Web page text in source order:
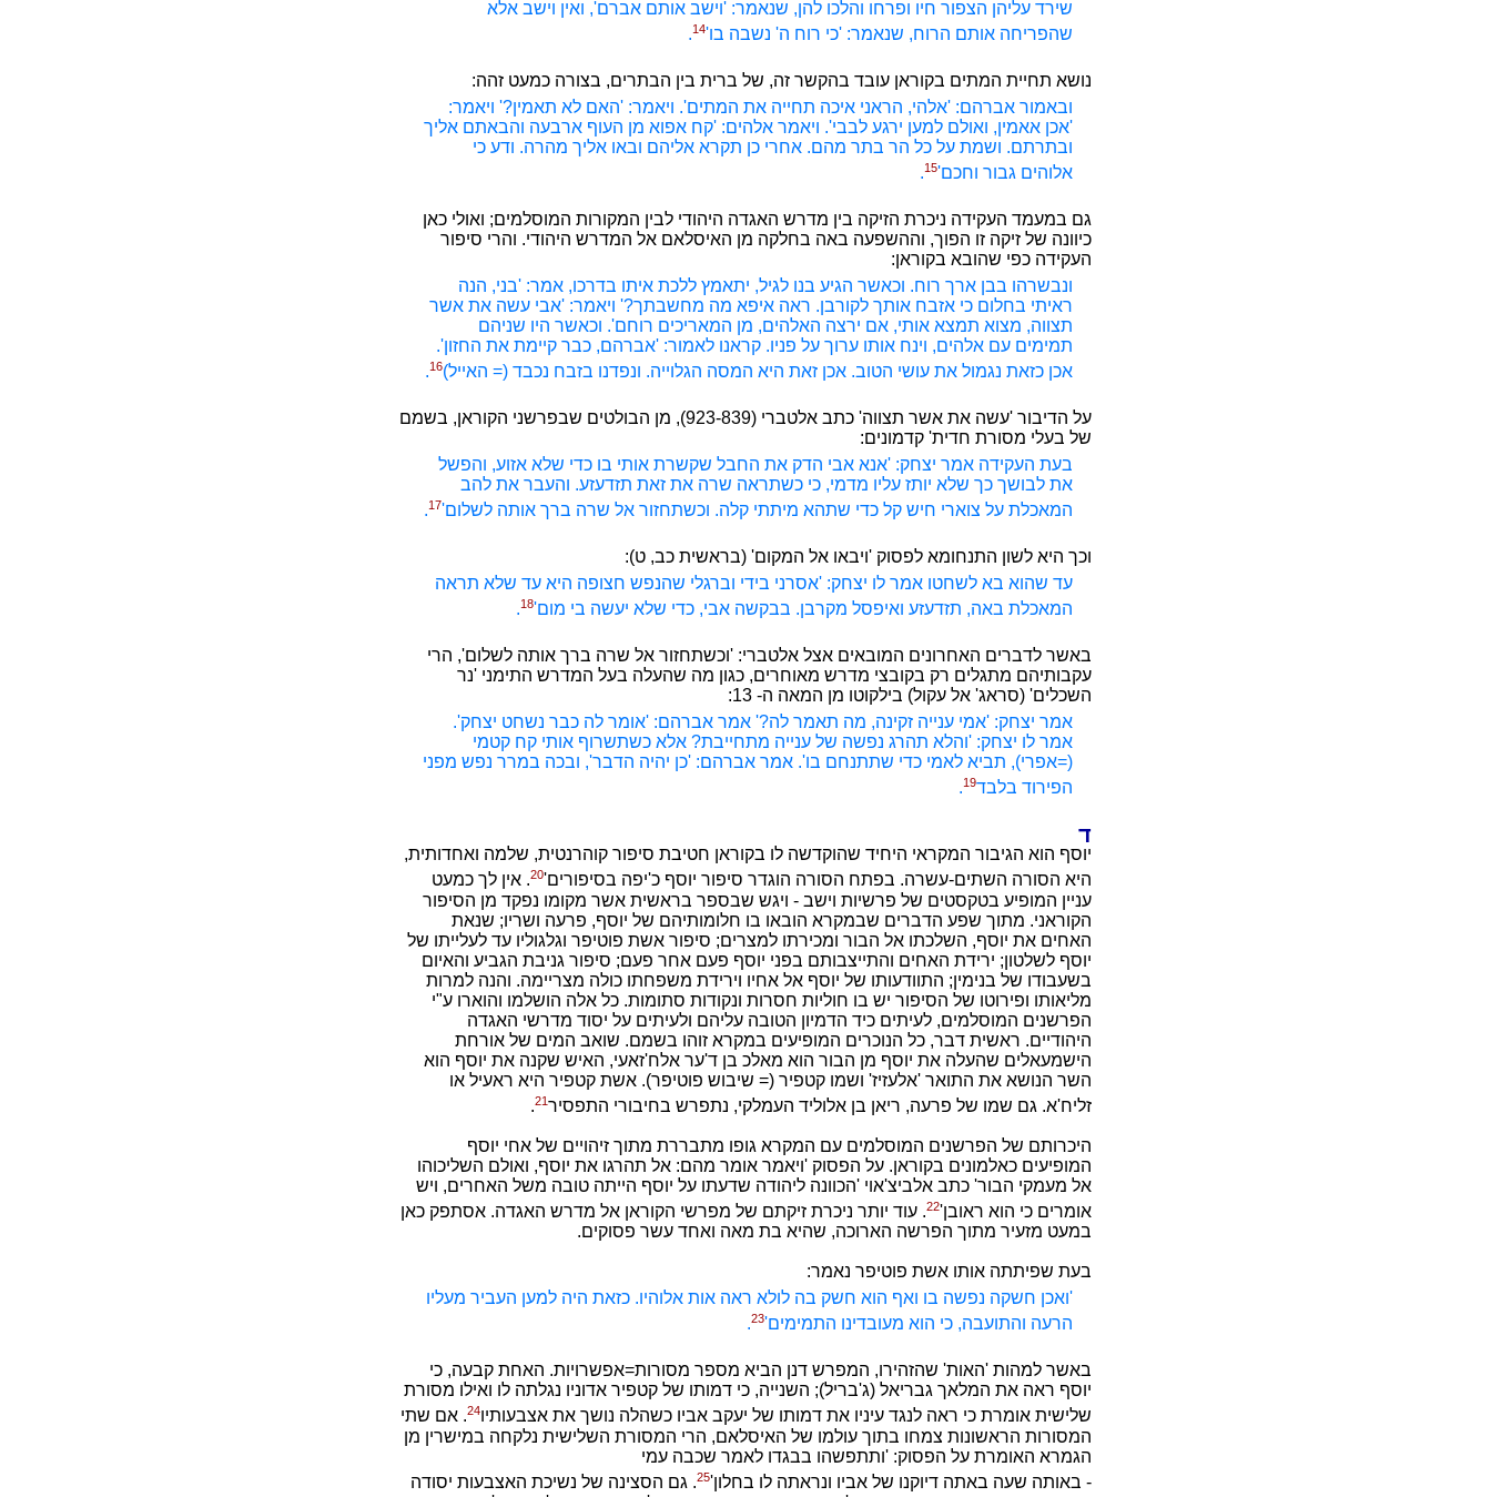
שירד עליהן הצפור חיו ופרחו והלכו להן, שנאמר: 'וישב אותם אברם', ואין וישב אלא
שהפריחה אותם הרוח, שנאמר: 'כי רוח ה' נשבה בו'14
.
נושא תחיית המתים בקוראן עובד בהקשר זה, של ברית בין הבתרים, בצורה כמעט זהה:
ובאמור אברהם: 'אלהי, הראני איכה תחייה את המתים'. ויאמר: 'האם לא תאמין?' ויאמר:
'אכן אאמין, ואולם למען ירגע לבבי'. ויאמר אלהים: 'קח אפוא מן העוף ארבעה והבאתם אליך
ובתרתם. ושמת על כל הר בתר מהם. אחרי כן תקרא אליהם ובאו אליך מהרה. ודע כי
אלוהים גבור וחכם'15
.
גם במעמד העקידה ניכרת הזיקה בין מדרש האגדה היהודי לבין המקורות המוסלמים; ואולי כאן
כיוונה של זיקה זו הפוך, וההשפעה באה בחלקה מן האיסלאם אל המדרש היהודי. והרי סיפור
העקידה כפי שהובא בקוראן:
ונבשרהו בבן ארך רוח. וכאשר הגיע בנו לגיל, יתאמץ ללכת איתו בדרכו, אמר: 'בני, הנה
ראיתי בחלום כי אזבח אותך לקורבן. ראה איפא מה מחשבתך?' ויאמר: 'אבי עשה את אשר
תצווה, מצוא תמצא אותי, אם ירצה האלהים, מן המאריכים רוחם'. וכאשר היו שניהם
תמימים עם אלהים, וינח אותו ערוך על פניו. קראנו לאמור: 'אברהם, כבר קיימת את החזון'.
אכן כזאת נגמול את עושי הטוב. אכן זאת היא המסה הגלוייה. ונפדנו בזבח נכבד (= האייל)16
.
על הדיבור 'עשה את אשר תצווה' כתב אלטברי (923-839), מן הבולטים שבפרשני הקוראן, בשמם
של בעלי מסורת חדית' קדמונים:
בעת העקידה אמר יצחק: 'אנא אבי הדק את החבל שקשרת אותי בו כדי שלא אזוע, והפשל
את לבושך כך שלא יותז עליו מדמי, כי כשתראה שרה את זאת תזדעזע. והעבר את להב
המאכלת על צוארי חיש קל כדי שתהא מיתתי קלה. וכשתחזור אל שרה ברך אותה לשלום'17
.
וכך היא לשון התנחומא לפסוק 'ויבאו אל המקום' (בראשית כב, ט):
עד שהוא בא לשחטו אמר לו יצחק: 'אסרני בידי וברגלי שהנפש חצופה היא עד שלא תראה
המאכלת באה, תזדעזע ואיפסל מקרבן. בבקשה אבי, כדי שלא יעשה בי מום'18
.
באשר לדברים האחרונים המובאים אצל אלטברי: 'וכשתחזור אל שרה ברך אותה לשלום', הרי
עקבותיהם מתגלים רק בקובצי מדרש מאוחרים, כגון מה שהעלה בעל המדרש התימני 'נר
השכלים' (סראג' אל עקול) בילקוטו מן המאה ה- 13:
אמר יצחק: 'אמי ענייה זקינה, מה תאמר לה?' אמר אברהם: 'אומר לה כבר נשחט יצחק'.
אמר לו יצחק: 'והלא תהרג נפשה של ענייה מתחייבת? אלא כשתשרוף אותי קח קטמי
(=אפרי), תביא לאמי כדי שתתנחם בו'. אמר אברהם: 'כן יהיה הדבר', ובכה במרר נפש מפני
הפירוד בלבד19
.
ד
יוסף הוא הגיבור המקראי היחיד שהוקדשה לו בקוראן חטיבת סיפור קוהרנטית, שלמה ואחדותית,
היא הסורה השתים-עשרה. בפתח הסורה הוגדר סיפור יוסף כ'יפה בסיפורים'20. אין לך כמעט
עניין המופיע בטקסטים של פרשיות וישב - ויגש שבספר בראשית אשר מקומו נפקד מן הסיפור
הקוראני. מתוך שפע הדברים שבמקרא הובאו בו חלומותיהם של יוסף, פרעה ושריו; שנאת
האחים את יוסף, השלכתו אל הבור ומכירתו למצרים; סיפור אשת פוטיפר וגלגוליו עד לעלייתו של
יוסף לשלטון; ירידת האחים והתייצבותם בפני יוסף פעם אחר פעם; סיפור גניבת הגביע והאיום
בשעבודו של בנימין; התוודעותו של יוסף אל אחיו וירידת משפחתו כולה מצריימה. והנה למרות
מליאותו ופירוטו של הסיפור יש בו חוליות חסרות ונקודות סתומות. כל אלה הושלמו והוארו ע"י
הפרשנים המוסלמים, לעיתים כיד הדמיון הטובה עליהם ולעיתים על יסוד מדרשי האגדה
היהודיים. ראשית דבר, כל הנוכרים המופיעים במקרא זוהו בשמם. שואב המים של אורחת
הישמעאלים שהעלה את יוסף מן הבור הוא מאלכ בן ד'ער אלח'זאעי, האיש שקנה את יוסף הוא
השר הנושא את התואר 'אלעזיז' ושמו קטפיר (= שיבוש פוטיפר). אשת קטפיר היא ראעיל או
זליח'א. גם שמו של פרעה, ריאן בן אלוליד העמלקי, נתפרש בחיבורי התפסיר21
.
היכרותם של הפרשנים המוסלמים עם המקרא גופו מתבררת מתוך זיהויים של אחי יוסף
המופיעים כאלמונים בקוראן. על הפסוק 'ויאמר אומר מהם: אל תהרגו את יוסף, ואולם השליכוהו
אל מעמקי הבור' כתב אלביצ'אוי 'הכוונה ליהודה שדעתו על יוסף הייתה טובה משל האחרים, ויש
אומרים כי הוא ראובן'22. עוד יותר ניכרת זיקתם של מפרשי הקוראן אל מדרש האגדה. אסתפק כאן
במעט מזעיר מתוך הפרשה הארוכה, שהיא בת מאה ואחד עשר פסוקים.
בעת שפיתתה אותו אשת פוטיפר נאמר:
'ואכן חשקה נפשה בו ואף הוא חשק בה לולא ראה אות אלוהיו. כזאת היה למען העביר מעליו
הרעה והתועבה, כי הוא מעובדינו התמימים'23
.
באשר למהות 'האות' שהזהירו, המפרש דנן הביא מספר מסורות=אפשרויות. האחת קבעה, כי
יוסף ראה את המלאך גבריאל (ג'בריל); השנייה, כי דמותו של קטפיר אדוניו נגלתה לו ואילו מסורת
שלישית אומרת כי ראה לנגד עיניו את דמותו של יעקב אביו כשהלה נושך את אצבעותיו24. אם שתי
המסורות הראשונות צמחו בתוך עולמו של האיסלאם, הרי המסורת השלישית נלקחה במישרין מן
הגמרא האומרת על הפסוק: 'ותתפשהו בבגדו לאמר שכבה עמי
- באותה שעה באתה דיוקנו של אביו ונראתה לו בחלון'25. גם הסצינה של נשיכת האצבעות יסודה